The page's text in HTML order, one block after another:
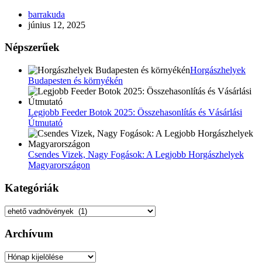
barrakuda
június 12, 2025
Népszerűek
Horgászhelyek
Budapesten és környékén
Legjobb Feeder Botok 2025: Összehasonlítás és Vásárlási
Útmutató
Csendes Vizek, Nagy Fogások: A Legjobb Horgászhelyek
Magyarországon
Kategóriák
Kategóriák
Archívum
Archívum